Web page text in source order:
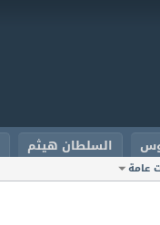
عامة
السلطان هيثم